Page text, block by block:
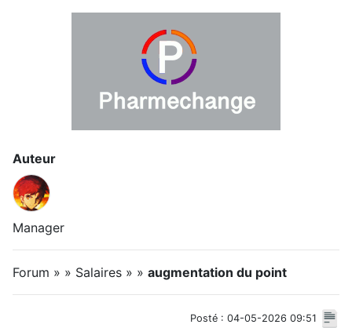
Auteur
Manager
Forum » » Salaires » » augmentation du point
Posté : 04-05-2026 09:51